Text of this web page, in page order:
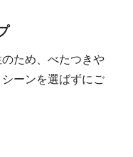
ため、べたつきや
ーンを選ばずにご